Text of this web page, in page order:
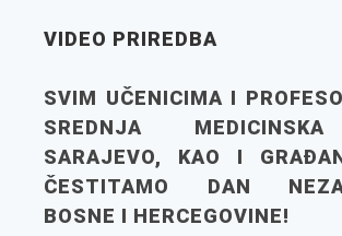
VIDEO PRIREDBA
SVIM UČENICIMA I
SREDNJA
SARAJEVO, KAO I
ČESTITAMO DAN
BOSNE I HERCEGOVINE!